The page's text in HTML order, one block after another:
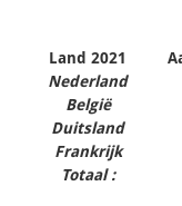
Land 2021
Nederland
België
Duitsland
Frankrijk
Totaal :